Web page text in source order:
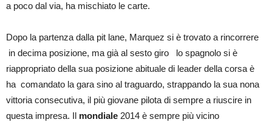
a poco dal via, ha mischiato le carte.
Dopo la partenza dalla pit lane, Marquez si è trovato a rincorrere
in decima posizione, ma già al sesto giro lo spagnolo si è
riappropriato della sua posizione abituale di leader della corsa è
ha comandato la gara sino al traguardo, strappando la sua nona
vittoria consecutiva, il più giovane pilota di sempre a riuscire in
questa impresa. Il mondiale 2014 è sempre più vicino